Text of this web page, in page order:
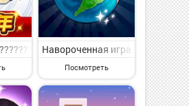
на Андроид - интересная
Навороченная игра Эко
Посмотреть